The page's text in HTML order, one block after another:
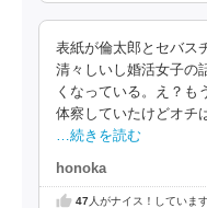
表紙が倫太郎とセバス
清々しいし婚活女子の
くなっている。え？も
体察していたけどオチ
…続きを読む
honoka
47人がナイス！していま